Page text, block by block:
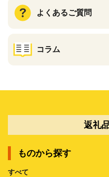
よくあるご質問
コラム
返礼
ものから探す
すべて